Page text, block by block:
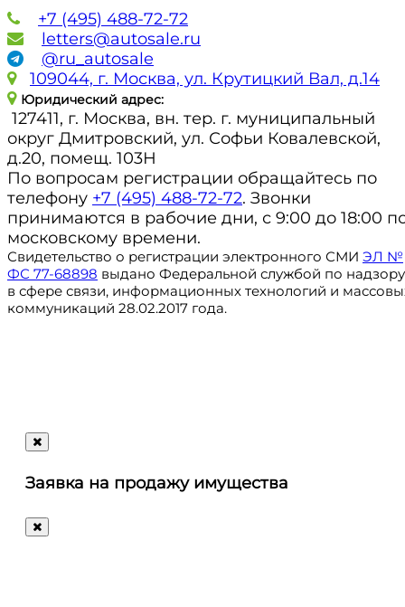
+7 (495) 488-72-72
letters@autosale.ru
@ru_autosale
109044, г. Москва, ул. Крутицкий Вал, д.14
Юридический адрес:
127411, г. Москва, вн. тер. г. муниципальный
округ Дмитровский, ул. Софьи Ковалевской,
д.20, помещ. 103Н
По вопросам регистрации обращайтесь по
телефону +7 (495) 488-72-72. Звонки
принимаются в рабочие дни, с 9:00 до 18:00
московскому времени.
Свидетельство о регистрации электронного СМИ ЭЛ №
ФС 77-68898 выдано Федеральной службой по надзору
в сфере связи, информационных технологий и
коммуникаций 28.02.2017 года.
letters@autosale.ru
Ответим
Заявка на продажу имущества